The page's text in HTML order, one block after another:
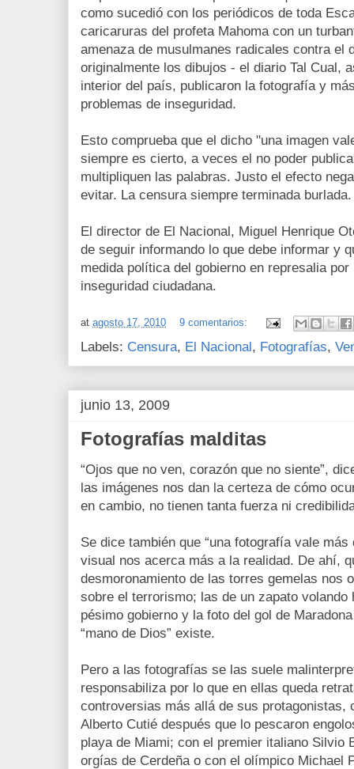
como sucedió con los periódicos de toda
caricaruras del profeta Mahoma con un
amenaza de musulmanes radicales contra el
originalmente los dibujos - el diario Tal Cual,
interior del país, publicaron la fotografía y
problemas de inseguridad.
Esto comprueba que el dicho "una imagen
siempre es cierto, a veces el no poder
multipliquen las palabras. Justo el efecto
evitar. La censura siempre terminada burlada.
El director de El Nacional, Miguel Henrique
de seguir informando lo que debe informar y
medida política del gobierno en represalia
inseguridad ciudadana.
at agosto 17, 2010 9 comentarios:
Labels: Censura, El Nacional, Fotografías,
junio 13, 2009
Fotografías malditas
“Ojos que no ven, corazón que no siente”,
las imágenes nos dan la certeza de cómo
en cambio, no tienen tanta fuerza ni
Se dice también que “una fotografía vale
visual nos acerca más a la realidad. De ahí,
desmoronamiento de las torres gemelas nos
sobre el terrorismo; las de un zapato volando
pésimo gobierno y la foto del gol de
“mano de Dios” existe.
Pero a las fotografías se las suele
responsabiliza por lo que en ellas queda
controversias más allá de sus protagonistas,
Alberto Cutié después que lo pescaron
playa de Miami; con el premier italiano Silvio
orgías de Cerdeña o con el olímpico Michael